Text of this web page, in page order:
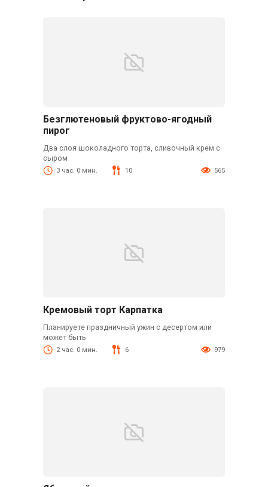
Безглютеновый фруктово-ягодный
пирог
Два слоя шоколадного торта, сливочный крем с
сыром
3 час. 0 мин. 10 565
Кремовый торт Карпатка
Планируете праздничный ужин с десертом или
может быть
2 час. 0 мин. 6 979